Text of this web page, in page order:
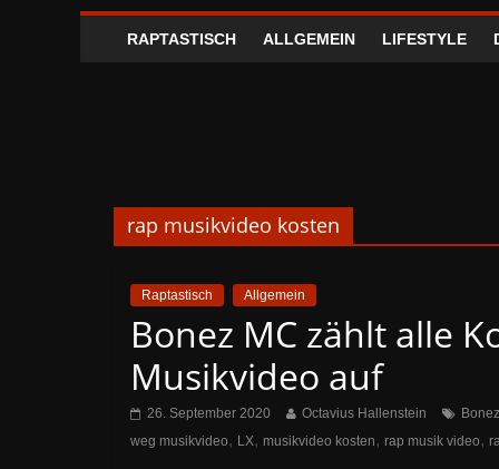
RAPTASTISCH ALLGEMEIN LIFESTYLE
rap musikvideo kosten
Raptastisch Allgemein
Bonez MC zählt alle
Musikvideo auf
26. September 2020 Octavius Hallenstein
weg musikvideo, LX, musikvideo kosten, rap musik video,